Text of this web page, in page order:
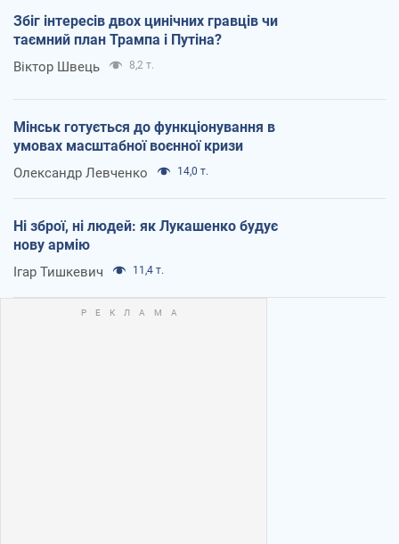
Збіг інтересів двох цинічних гравців чи
таємний план Трампа і Путіна?
Віктор Швець 8,2 т.
Мінськ готується до функціонування в
умовах масштабної воєнної кризи
Олександр Левченко 14,0 т.
Ні зброї, ні людей: як Лукашенко будує
нову армію
Ігар Тишкевич 11,4 т.